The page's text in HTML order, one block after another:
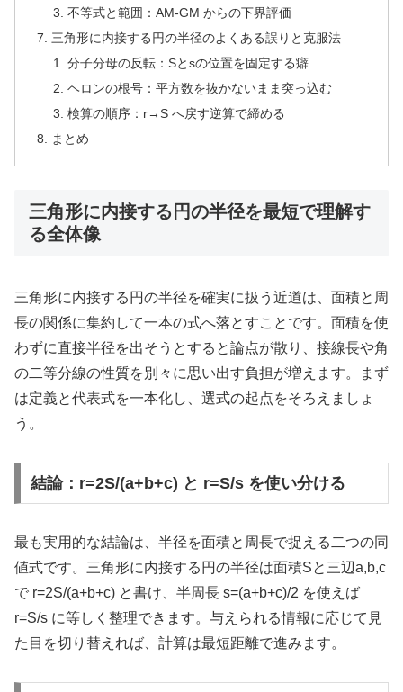
不等式と範囲：AM-GM からの下界評価
三角形に内接する円の半径のよくある誤りと克服法
分子分母の反転：Sとsの位置を固定する癖
ヘロンの根号：平方数を抜かないまま突っ込む
検算の順序：r→S へ戻す逆算で締める
まとめ
三角形に内接する円の半径を最短で理解す
る全体像
三角形に内接する円の半径を確実に扱う近道は、面積と周
長の関係に集約して一本の式へ落とすことです。面積を使
わずに直接半径を出そうとすると論点が散り、接線長や角
の二等分線の性質を別々に思い出す負担が増えます。まず
は定義と代表式を一本化し、選式の起点をそろえましょ
う。
結論：r=2S/(a+b+c) と r=S/s を使い分ける
最も実用的な結論は、半径を面積と周長で捉える二つの同
値式です。三角形に内接する円の半径は面積Sと三辺a,b,c
で r=2S/(a+b+c) と書け、半周長 s=(a+b+c)/2 を使えば
r=S/s に等しく整理できます。与えられる情報に応じて見
た目を切り替えれば、計算は最短距離で進みます。